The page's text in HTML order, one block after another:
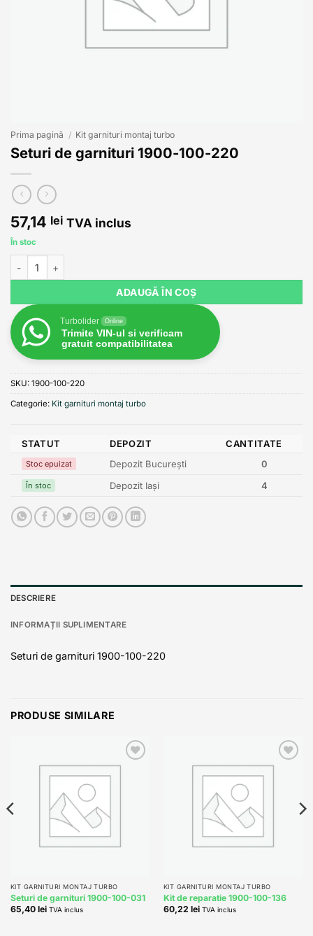
Prima pagină / Kit garnituri montaj turbo
Seturi de garnituri 1900-100-220
57,14 lei TVA inclus
În stoc
ADAUGĂ ÎN COȘ
Turbolider Online
Trimite VIN-ul si verificam
gratuit compatibilitatea
SKU: 1900-100-220
Categorie: Kit garnituri montaj turbo
STATUT DEPOZIT CANTITATE
Stoc epuizat Depozit București 0
În stoc Depozit Iași 4
DESCRIERE
INFORMAȚII SUPLIMENTARE
Seturi de garnituri 1900-100-220
PRODUSE SIMILARE
Add to
KIT GARNITURI MONTAJ TURBO
Seturi de garnituri 1900-100-031
65,40 lei TVA inclus
Add to
KIT GARNITURI MONTAJ TURBO
Kit de reparatie 1900-100-136
60,22 lei TVA inclus